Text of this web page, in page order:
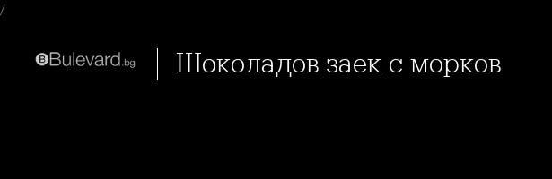
/
Шоколадов заек с морков